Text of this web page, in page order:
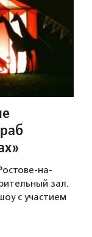
на-
зал.
с участием